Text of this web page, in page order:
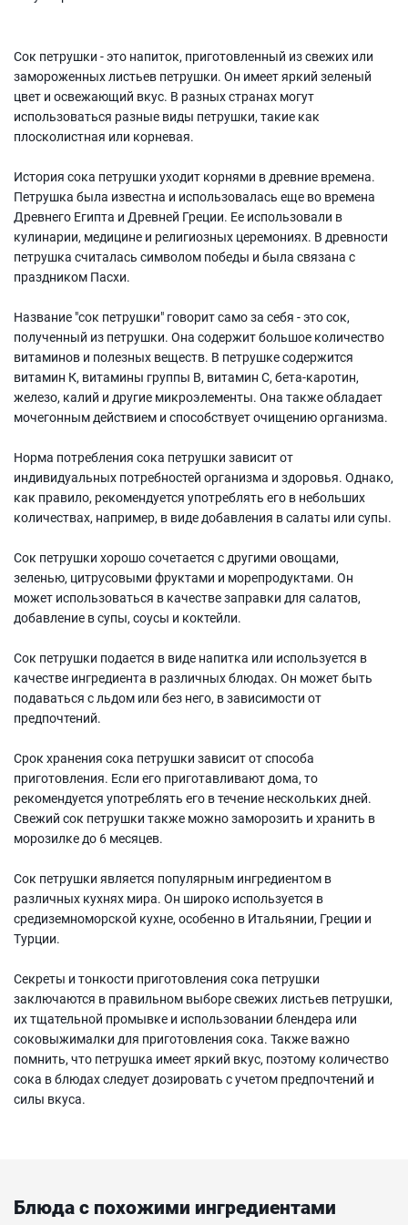
Сок петрушки - это напиток, приготовленный из свежих или
замороженных листьев петрушки. Он имеет яркий зеленый
цвет и освежающий вкус. В разных странах могут
использоваться разные виды петрушки, такие как
плосколистная или корневая.
История сока петрушки уходит корнями в древние времена.
Петрушка была известна и использовалась еще во времена
Древнего Египта и Древней Греции. Ее использовали в
кулинарии, медицине и религиозных церемониях. В древности
петрушка считалась символом победы и была связана с
праздником Пасхи.
Название "сок петрушки" говорит само за себя - это сок,
полученный из петрушки. Она содержит большое количество
витаминов и полезных веществ. В петрушке содержится
витамин К, витамины группы В, витамин С, бета-каротин,
железо, калий и другие микроэлементы. Она также обладает
мочегонным действием и способствует очищению организма.
Норма потребления сока петрушки зависит от
индивидуальных потребностей организма и здоровья. Однако,
как правило, рекомендуется употреблять его в небольших
количествах, например, в виде добавления в салаты или супы.
Сок петрушки хорошо сочетается с другими овощами,
зеленью, цитрусовыми фруктами и морепродуктами. Он
может использоваться в качестве заправки для салатов,
добавление в супы, соусы и коктейли.
Сок петрушки подается в виде напитка или используется в
качестве ингредиента в различных блюдах. Он может быть
подаваться с льдом или без него, в зависимости от
предпочтений.
Срок хранения сока петрушки зависит от способа
приготовления. Если его приготавливают дома, то
рекомендуется употреблять его в течение нескольких дней.
Свежий сок петрушки также можно заморозить и хранить в
морозилке до 6 месяцев.
Сок петрушки является популярным ингредиентом в
различных кухнях мира. Он широко используется в
средиземноморской кухне, особенно в Итальянии, Греции и
Турции.
Секреты и тонкости приготовления сока петрушки
заключаются в правильном выборе свежих листьев петрушки,
их тщательной промывке и использовании блендера или
соковыжималки для приготовления сока. Также важно
помнить, что петрушка имеет яркий вкус, поэтому количество
сока в блюдах следует дозировать с учетом предпочтений и
силы вкуса.
Блюда с похожими ингредиентами